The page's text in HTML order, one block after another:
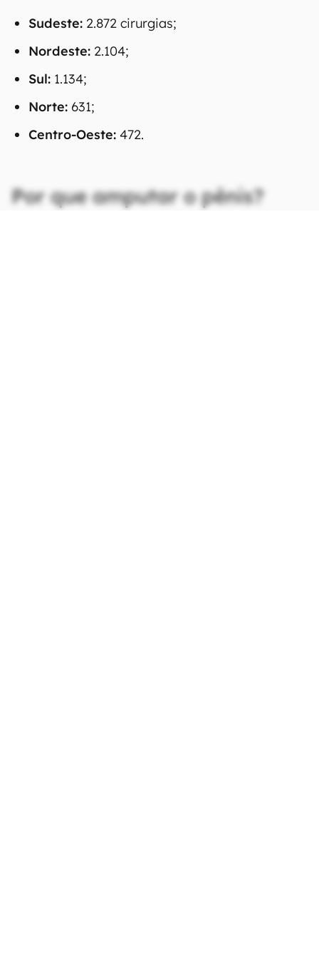
Sudeste: 2.872 cirurgias;
Nordeste: 2.104;
Sul: 1.134;
Norte: 631;
Centro-Oeste: 472.
Por que amputar o pênis?